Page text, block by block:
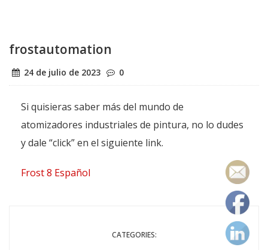
frostautomation
24 de julio de 2023 0
Si quisieras saber más del mundo de
atomizadores industriales de pintura, no lo dudes
y dale “click” en el siguiente link.
Frost 8 Español
CATEGORIES: